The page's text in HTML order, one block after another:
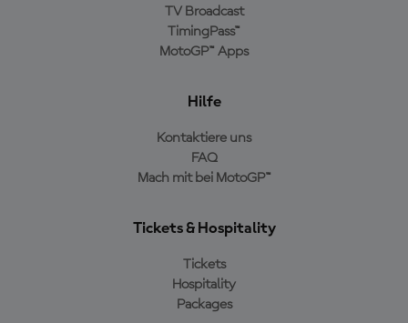
TV Broadcast
TimingPass™
MotoGP™ Apps
Hilfe
Kontaktiere uns
FAQ
Mach mit bei MotoGP™
Tickets & Hospitality
Tickets
Hospitality
Packages